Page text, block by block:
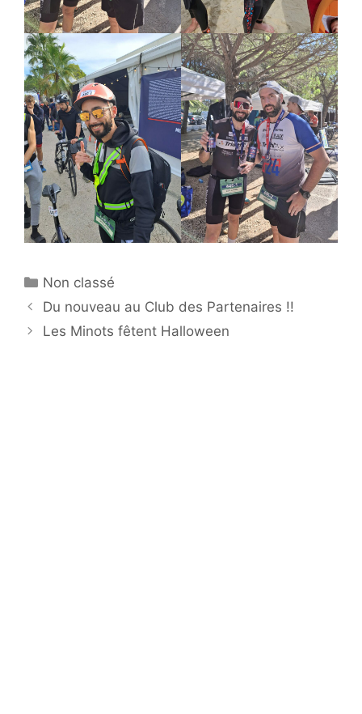
Catégories
Non classé
Du nouveau au Club des Partenaires !!
Les Minots fêtent Halloween